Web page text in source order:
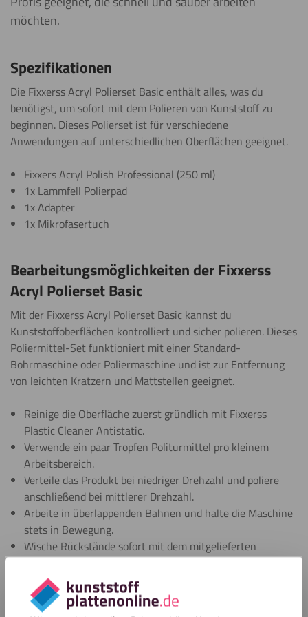
möchten.
Spezifikationen
Die Fixxerss Acryl Polierset Basic enthält alles, was du
benötigst, um sofort mit dem Polieren von Kunststoff zu
beginnen. Dieses Polierset ist für verschiedene
Anwendungen auf unterschiedlichen Oberflächen geeignet.
Fixxers Acryl Polish Professional (250 ml)
1x Lammfell Polierpad
1x Adapter
1x Mikrofasertuch
Bearbeitungsmöglichkeiten der Fixxerss
Acryl Polierset Basic
Mit der Fixxerss Acryl Polierset Basic kannst du
Kunststoffoberflächen kontrolliert und sicher polieren. Dieses
Poliermittel-Set funktioniert mit einer Standard-
Bohrmaschine oder Poliermaschine und ist zur Entfernung
von leichten Kratzern und Mattstellen geeignet.
Reinige die Oberfläche zuerst gründlich mit Fixxerss
Plastic Cleaner Antistatic.
Verwende ein paar Tropfen Politurmittel pro kleinem
Arbeitsbereich.
Verteile das Produkt bei niedriger Drehzahl und poliere
anschließend bei mittlerer Drehzahl.
Arbeite in überlappenden Bahnen und halte die Maschine
stets in Bewegung.
Wische Rückstände sofort mit dem mitgelieferten
Mikrofasertuch ab.
Prüfe zwischendurch, ob die Oberfläche nicht zu warm
wird.
Arbeite bei größeren Flächen in kleineren Abschnitten für